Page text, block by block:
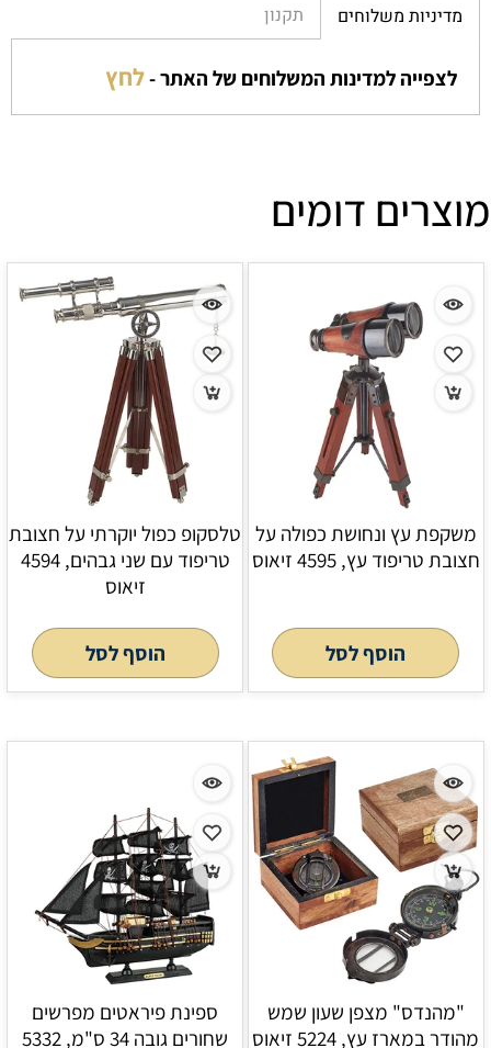
מדיניות משלוחים תקנון
לצפייה למדינות המשלוחים של האתר -לחץ
מוצרים דומים
משקפת עץ ונחושת כפולה על
חצובת טריפוד עץ, 4595 זיאוס
הוסף לסל
טלסקופ כפול יוקרתי על חצובת
טריפוד עם שני גבהים, 4594
זיאוס
הוסף לסל
"מהנדס" מצפן שעון שמש
מהודר במארז עץ, 5224 זיאוס
ספינת פיראטים מפרשים
שחורים גובה 34 ס"מ, 5332